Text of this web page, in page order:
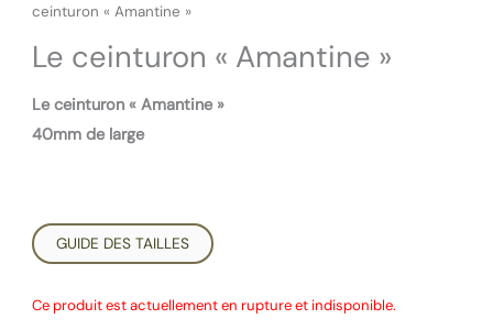
ceinturon « Amantine »
Le ceinturon « Amantine »
Le ceinturon « Amantine »
40mm de large
GUIDE DES TAILLES
Ce produit est actuellement en rupture et indisponible.